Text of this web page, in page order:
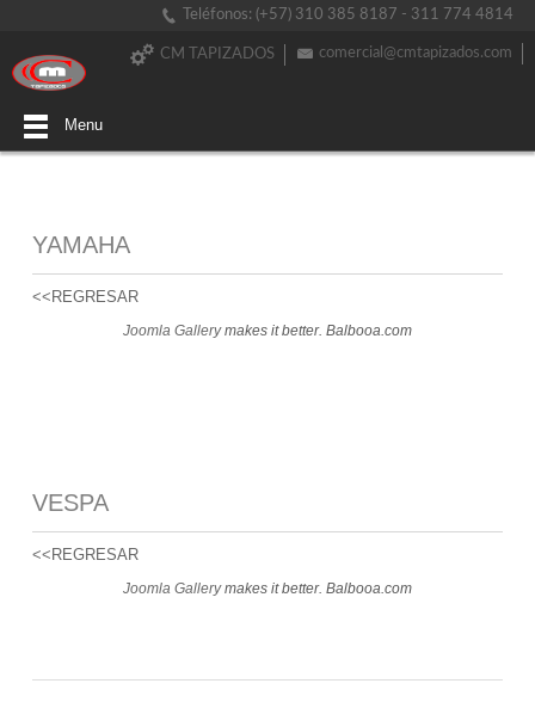
Teléfonos: (+57) 310 385 8187 - 311 774 4814
comercial@cmtapizados.com
CM TAPIZADOS
Menu
YAMAHA
<<REGRESAR
Joomla Gallerymakes it better. Balbooa.com
VESPA
<<REGRESAR
Joomla Gallerymakes it better. Balbooa.com